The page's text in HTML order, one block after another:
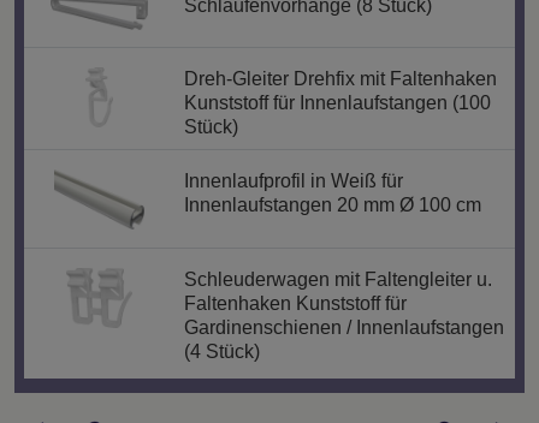
Schlaufenvorhänge (8 Stück)
Dreh-Gleiter Drehfix mit Faltenhaken
Kunststoff für Innenlaufstangen (100
Stück)
Innenlaufprofil in Weiß für
Innenlaufstangen 20 mm Ø 100 cm
Schleuderwagen mit Faltengleiter u.
Faltenhaken Kunststoff für
Gardinenschienen / Innenlaufstangen
(4 Stück)